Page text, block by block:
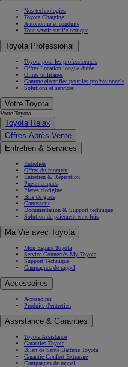
Nos technologies
Toyota Charging
Autonomie et conduite
Tout savoir sur l’électrique
Toyota Professional
Toyota pour les professionnels
Offres Location longue durée
Offres utilitaires
Gamme électrifiée pour les professionnels
Solutions et services
Votre Toyota
Votre Toyota
Toyota Relax
Offres Après-Vente
Entretien & Services
Entretien
Offres du moment
Entretien & Réparation
Pneumatiques
Pièces d'origine
Bris de glace
Carrosserie
Documentation & Support technique
Solution de paiement en x fois
Ma Vie avec Toyota
Mon Espace Toyota
Service Connectés My Toyota
Support Technique
Campagnes de rappel
Accessoires
Accessoires
Produits d'entretien
Assistance & Garanties
Toyota Assistance
Garanties Toyota
Bilan de Santé Batterie Toyota
Garantie Confort Extracare
Campagnes de rappel